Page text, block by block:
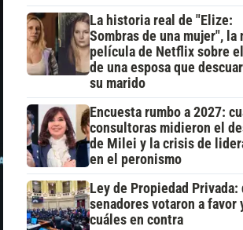
La historia real de "Elize:
Sombras de una mujer", la
película de Netflix sobre
de una esposa que
su marido
Encuesta rumbo a 2027:
consultoras midieron el
de Milei y la crisis de
en el peronismo
Ley de Propiedad Privada:
senadores votaron a favor
cuáles en contra